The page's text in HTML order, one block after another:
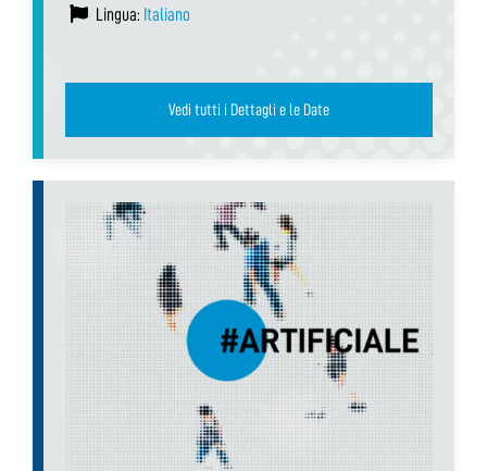
Lingua: Italiano
Vedi tutti i Dettagli e le Date